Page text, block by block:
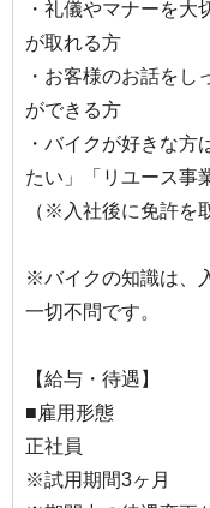
・礼儀やマナーを
が取れる方
・お客様のお話を
ができる方
・バイクが好きな方
たい」「リユース事
（※入社後に免許を
※バイクの知識は、
一切不問です。
【給与・待遇】
■雇用形態
正社員
※試用期間3ヶ月